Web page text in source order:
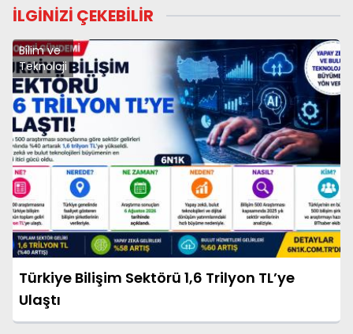
İLGİNİZİ ÇEKEBİLİR
Bilim ve
Teknoloji
Türkiye Bilişim Sektörü 1,6 Trilyon TL’ye
Ulaştı